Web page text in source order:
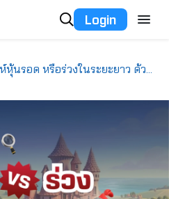
Login
วิเคราะห์หุ้นรอด หรือร่วงในระยะยาว ด้วย Economic Moat